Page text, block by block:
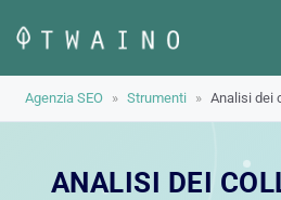
contenuto
Agenzia SEO » Strumenti » Analisi dei
ANALISI DEI